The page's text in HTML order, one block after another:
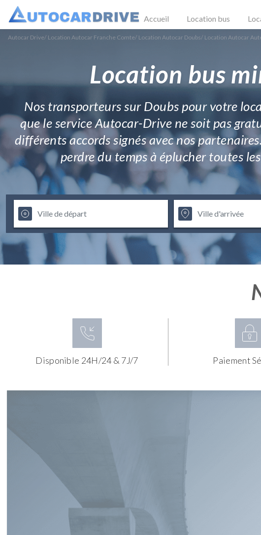
Accueil Location bus
Autocar Drive/ Location Autocar Franche Comte/ Location Autocar Doubs/ Location Autocar
Location bus
Nos transporteurs sur Doubs pour votre
que le service Autocar-Drive ne soit pas
différents accords signés avec nos
perdre du temps à éplucher toutes
Disponible 24H/24 & 7J/7 Paiement